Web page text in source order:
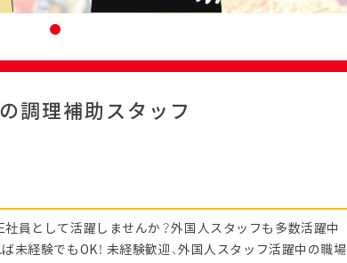
調理補助スタッフ
社員として活躍しませんか？外国人スタッフも多数活躍中
未経験でもOK！ 未経験歓迎、外国人スタッフ活躍中の職場